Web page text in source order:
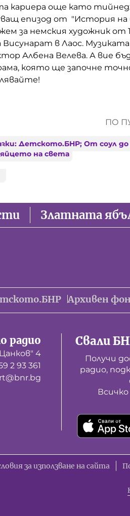
кариера още като
епизод от "История на
за немския художник
Висунарат в Лаос.
Албена Велева. А вие
която ще започне
ПО
Детското.БНР; От соул
на света
Златната
Архивен
радио
4
2 93 361
Свали
Получи
радио,
за използване на сайта